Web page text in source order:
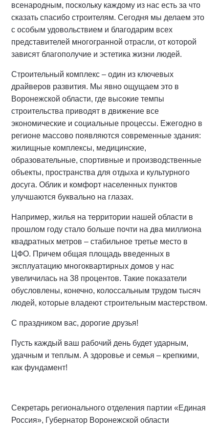
всенародным, поскольку каждому из нас есть за что
сказать спасибо строителям. Сегодня мы делаем это
с особым удовольствием и благодарим всех
представителей многогранной отрасли, от которой
зависят благополучие и эстетика жизни людей.
Строительный комплекс – один из ключевых
драйверов развития. Мы явно ощущаем это в
Воронежской области, где высокие темпы
строительства приводят в движение все
экономические и социальные процессы. Ежегодно в
регионе массово появляются современные здания:
жилищные комплексы, медицинские,
образовательные, спортивные и производственные
объекты, пространства для отдыха и культурного
досуга. Облик и комфорт населенных пунктов
улучшаются буквально на глазах.
Например, жилья на территории нашей области в
прошлом году стало больше почти на два миллиона
квадратных метров – стабильное третье место в
ЦФО. Причем общая площадь введенных в
эксплуатацию многоквартирных домов у нас
увеличилась на 38 процентов. Такие показатели
обусловлены, конечно, колоссальным трудом тысяч
людей, которые владеют строительным мастерством.
С праздником вас, дорогие друзья!
Пусть каждый ваш рабочий день будет ударным,
удачным и теплым. А здоровье и семья – крепкими,
как фундамент!
Секретарь регионального отделения партии «Единая
Россия», Губернатор Воронежской области